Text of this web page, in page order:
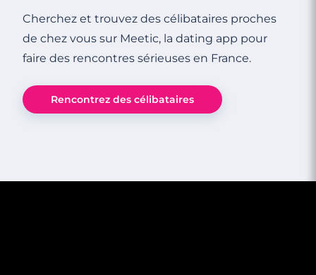
Cherchez et trouvez des célibataires proches
de chez vous sur Meetic, la dating app pour
faire des rencontres sérieuses en France.
Rencontrez des célibataires